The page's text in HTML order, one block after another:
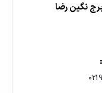
نگین رضا